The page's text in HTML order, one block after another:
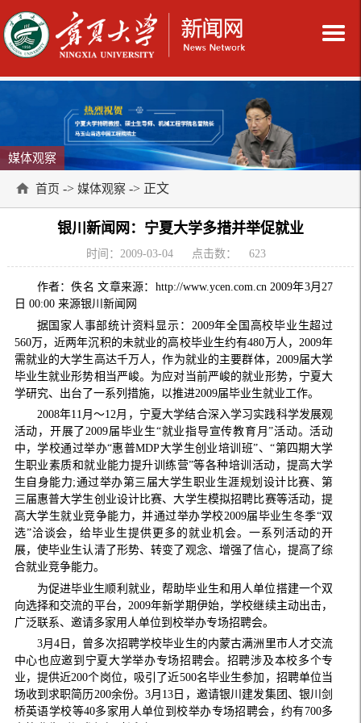
媒体观察
首页 -> 媒体观察 -> 正文
银川新闻网：宁夏大学多措并举促就业
时间：2009-03-04 点击数： 623
作者：佚名 文章来源：http://www.ycen.com.cn 2009年3月27
日 00:00 来源银川新闻网
据国家人事部统计资料显示：2009年全国高校毕业生超过
560万，近两年沉积的未就业的高校毕业生约有480万人，2009年
需就业的大学生高达千万人，作为就业的主要群体，2009届大学
毕业生就业形势相当严峻。为应对当前严峻的就业形势，宁夏大
学研究、出台了一系列措施，以推进2009届毕业生就业工作。
2008年11月～12月，宁夏大学结合深入学习实践科学发展观
活动，开展了2009届毕业生“就业指导宣传教育月”活动。活动
中，学校通过举办“惠普MDP大学生创业培训班”、“第四期大学
生职业素质和就业能力提升训练营”等各种培训活动，提高大学
生自身能力;通过举办第三届大学生职业生涯规划设计比赛、第
三届惠普大学生创业设计比赛、大学生模拟招聘比赛等活动，提
高大学生就业竞争能力，并通过举办学校2009届毕业生冬季“双
选”洽谈会，给毕业生提供更多的就业机会。一系列活动的开
展，使毕业生认清了形势、转变了观念、增强了信心，提高了综
合就业竞争能力。
为促进毕业生顺利就业，帮助毕业生和用人单位搭建一个双
向选择和交流的平台，2009年新学期伊始，学校继续主动出击，
广泛联系、邀请多家用人单位到校举办专场招聘会。
3月4日，曾多次招聘学校毕业生的内蒙古满洲里市人才交流
中心也应邀到宁夏大学举办专场招聘会。招聘涉及本校多个专
业，提供近200个岗位，吸引了近500名毕业生参加，招聘单位当
场收到求职简历200余份。3月13日，邀请银川建发集团、银川剑
桥英语学校等40多家用人单位到校举办专场招聘会，约有700多